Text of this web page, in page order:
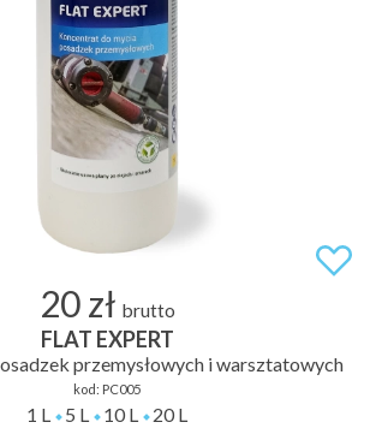
20 zł brutto
FLAT EXPERT
przemysłowych i warsztatowych
kod: PC005
1 L 5 L 10 L 20 L